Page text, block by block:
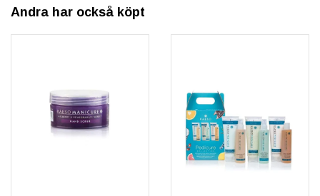
Andra har också köpt